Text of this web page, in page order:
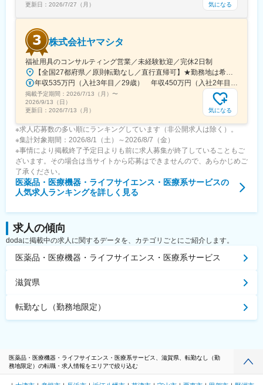
更新日： 2026/7/27（月） 気になる
株式会社ヤマシタ
福祉用具のコンサルティング営業／未経験歓迎／完休2日制
【全国27都府県／原則転勤なし／直行直帰可】★勤務地は希望を考慮★拠点により車通勤OK※充足状況により、ご希望の勤務地での募集が終了している場合があります。※転居を伴う転勤の有無は、半年ごとに希望を伺い、選択いただけます。■東北■・宮城県（仙台市）■関東■・東京都（東京23区など）・神奈川県（横浜市など）・埼玉県（さいたま市など）・千葉県（千葉市など）・茨城県（水戸市）・栃木県（宇都宮市／足利市）・群馬県（前橋市）■東海■・愛知県（名古屋市／豊田市／豊橋市／小牧市）・静岡県（静岡市／浜松市／沼津市／焼津市／富士市）・岐阜県（岐阜市）・三重県（四日市市）■信越・北陸■・長野県（長野市）・山梨県（甲府市）・石川県（金沢市）・富山県（富山市）・福井県（福井市）■関西■・大阪府・兵庫県（神戸市／尼崎市／姫路市）・京都府（京都市）・奈良県（奈良市／天理市）・滋賀県（大津市／彦根市）・和歌山県（和歌山市／田辺市）■中国■・広島県（広島市）・岡山県（岡山市）■四国■・香川県（高松市）■九州■・福岡県（福岡市）
年収535万円（入社3年目／29歳） 年収450万円（入社2年目／26歳）
掲載予定期間： 2026/7/13（月） 〜
2026/9/13（日）
更新日： 2026/7/13（月） 気になる
※求人応募数の多い順にランキングしています（非公開求人は除く）。
※集計対象期間：2026/8/1（土）～2026/8/7（金）
※事情により掲載終了予定日よりも前に求人募集が終了していることもご
ざいます。その場合は当サイトから応募はできませんので、あらかじめご
了承ください。
医薬品・医療機器・ライフサイエンス・医療系サービスの
人気求人ランキングを詳しく見る
求人の傾向
dodaに掲載中の求人に関するデータを、カテゴリごとにご紹介します。
医薬品・医療機器・ライフサイエンス・医療系サービス
滋賀県
転勤なし（勤務地限定）
医薬品・医療機器・ライフサイエンス・医療系サービス、滋賀県、転勤なし（勤
務地限定）の転職・求人情報をエリアで絞り込む